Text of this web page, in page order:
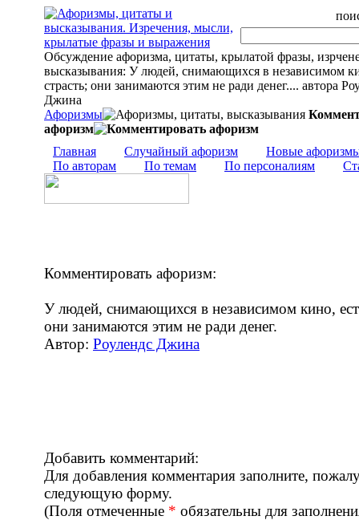
Обсуждение афоризма, цитаты, крылатой фразы,
высказывания: У людей, снимающихся в независимом
страсть; они занимаются этим не ради денег.... автора
Джина
Афоризмы
афоризм
Главная
Случайный афоризм
Новые
По авторам
По темам По персоналиям
Комментировать афоризм:
У людей, снимающихся в независимом кино,
они занимаются этим не ради денег.
Автор: Роулендс Джина
Добавить комментарий:
Для добавления комментария заполните,
следующую форму.
(Поля отмеченные * обязательны для